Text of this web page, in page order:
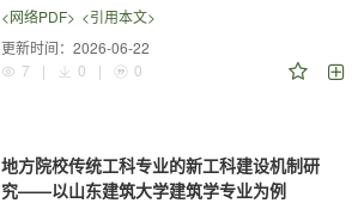
<网络PDF> <引用本文>
更新时间： 2026-06-22
7
| 0 | 0
地方院校传统工科专业的新工科建设机制研
究——以山东建筑大学建筑学专业为例